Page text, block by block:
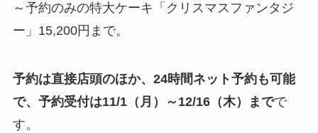
～予約のみの特大ケーキ「クリスマスファンタジ
ー」15,200円まで。
予約は直接店頭のほか、24時間ネット予約も可能
で、予約受付は11/1（月）～12/16（木）までで
す。